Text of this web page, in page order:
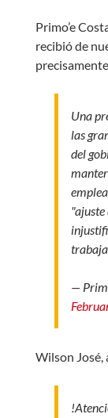
Primo’e
recibió de
Una
las
del
—
Wilson José,